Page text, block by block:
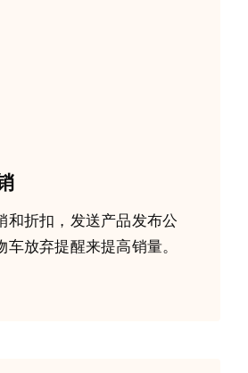
和折扣，发送产品发布公
车放弃提醒来提高销量。